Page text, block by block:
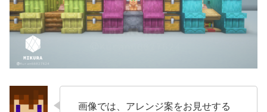
画像では、アレンジ案をお見せする